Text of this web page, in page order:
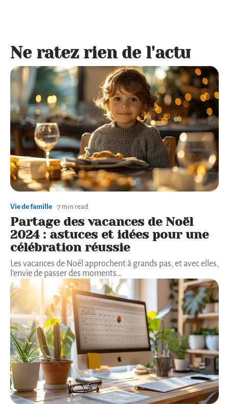
Ne ratez rien de l'actu
Vie de famille 7 min read
Partage des vacances de Noël
2024 : astuces et idées pour une
célébration réussie
Les vacances de Noël approchent à grands pas, et avec elles,
l'envie de passer des moments…